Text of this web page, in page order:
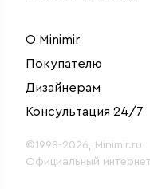
О Minimir
Покупателю
Дизайнерам
Консультация 24/7
©1998-2026, Minimir.ru
Официальный